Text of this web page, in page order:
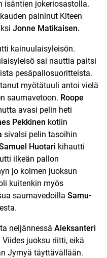
isäntien jokeriosastolla.
paininut Kiteen
Jonne Matikaisen.
kainuulaisyleisön.
sai nauttia paitsi
pesäpallosuoritteista.
myötätuuli antoi vielä
saumavetoon. Roope
avasi pelin heti
Pekkinen kotiin
sivalsi pelin tasoihin
Huotari kihautti
ilkeän pallon
jo kolmen juoksun
kuitenkin myös
saumavedoilla Samu-
neljännessä Aleksanteri
Viides juoksu riitti, eikä
Jymyä täyttävällään.